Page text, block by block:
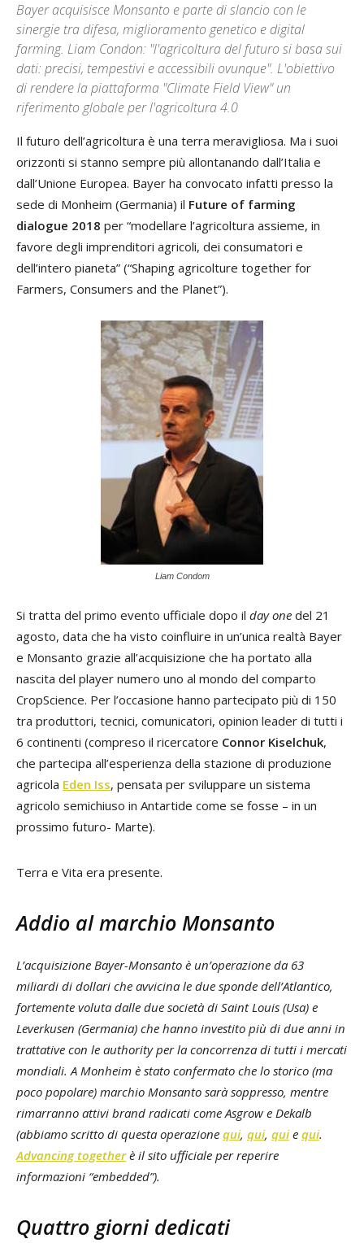
Bayer acquisisce Monsanto e parte di slancio con le
sinergie tra difesa, miglioramento genetico e digital
farming. Liam Condon: "l'agricoltura del futuro si basa sui
dati: precisi, tempestivi e accessibili ovunque". L'obiettivo
di rendere la piattaforma "Climate Field View" un
riferimento globale per l'agricoltura 4.0
Il futuro dell’agricoltura è una terra meravigliosa. Ma i suoi
orizzonti si stanno sempre più allontanando dall’Italia e
dall’Unione Europea. Bayer ha convocato infatti presso la
sede di Monheim (Germania) il Future of farming
dialogue 2018 per “modellare l’agricoltura assieme, in
favore degli imprenditori agricoli, dei consumatori e
dell’intero pianeta” (“Shaping agricolture together for
Farmers, Consumers and the Planet”).
Liam Condom
Si tratta del primo evento ufficiale dopo il day one del 21
agosto, data che ha visto coinfluire in un’unica realtà Bayer
e Monsanto grazie all’acquisizione che ha portato alla
nascita del player numero uno al mondo del comparto
CropScience. Per l’occasione hanno partecipato più di 150
tra produttori, tecnici, comunicatori, opinion leader di tutti i
6 continenti (compreso il ricercatore Connor Kiselchuk,
che partecipa all’esperienza della stazione di produzione
agricola Eden Iss, pensata per sviluppare un sistema
agricolo semichiuso in Antartide come se fosse – in un
prossimo futuro- Marte).
Terra e Vita era presente.
Addio al marchio Monsanto
L’acquisizione Bayer-Monsanto è un’operazione da 63
miliardi di dollari che avvicina le due sponde dell’Atlantico,
fortemente voluta dalle due società di Saint Louis (Usa) e
Leverkusen (Germania) che hanno investito più di due anni in
trattative con le authority per la concorrenza di tutti i mercati
mondiali. A Monheim è stato confermato che lo storico (ma
poco popolare) marchio Monsanto sarà soppresso, mentre
rimarranno attivi brand radicati come Asgrow e Dekalb
(abbiamo scritto di questa operazione qui, qui, quie qui.
Advancing togetherè il sito ufficiale per reperire
informazioni “embedded”).
Quattro giorni dedicati